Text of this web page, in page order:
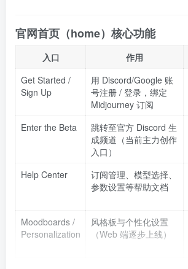
官网首页（home）核心功能
入口 作用
Get Started /
Sign Up
用 Discord/Google 账
号注册 / 登录，绑定
Midjourney 订阅
Enter the Beta
跳转至官方 Discord 生
成频道（当前主力创作
入口）
Help Center
订阅管理、模型选择、
参数设置等帮助文档
Moodboards /
Personalization
风格板与个性化设置
（Web 端逐步上线）